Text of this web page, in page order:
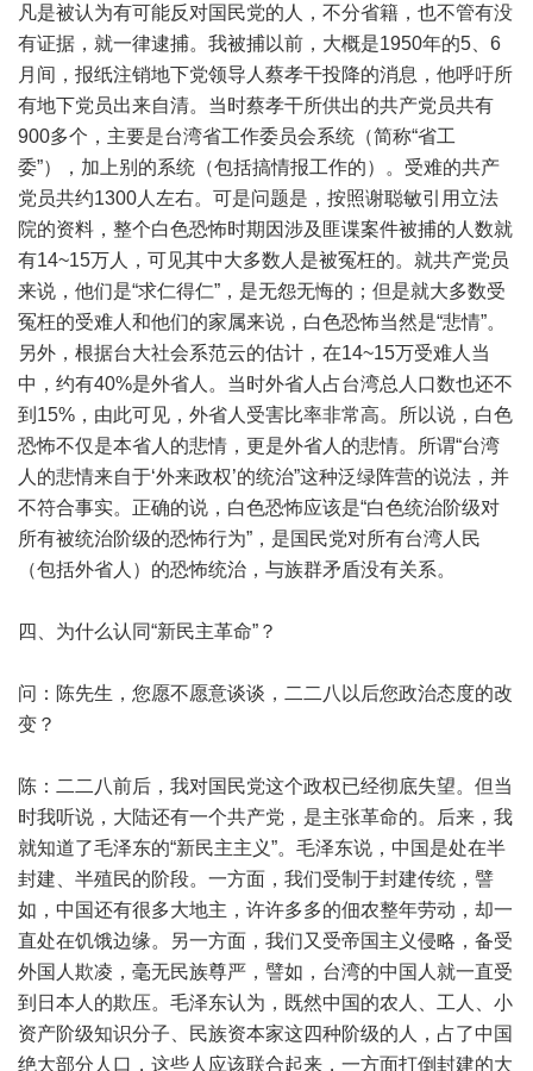
凡是被认为有可能反对国民党的人，不分省籍，也不管有没
有证据，就一律逮捕。我被捕以前，大概是1950年的5、6
月间，报纸注销地下党领导人蔡孝干投降的消息，他呼吁所
有地下党员出来自清。当时蔡孝干所供出的共产党员共有
900多个，主要是台湾省工作委员会系统（简称“省工
委”），加上别的系统（包括搞情报工作的）。受难的共产
党员共约1300人左右。可是问题是，按照谢聪敏引用立法
院的资料，整个白色恐怖时期因涉及匪谍案件被捕的人数就
有14~15万人，可见其中大多数人是被冤枉的。就共产党员
来说，他们是“求仁得仁”，是无怨无悔的；但是就大多数受
冤枉的受难人和他们的家属来说，白色恐怖当然是“悲情”。
另外，根据台大社会系范云的估计，在14~15万受难人当
中，约有40%是外省人。当时外省人占台湾总人口数也还不
到15%，由此可见，外省人受害比率非常高。所以说，白色
恐怖不仅是本省人的悲情，更是外省人的悲情。所谓“台湾
人的悲情来自于‘外来政权’的统治”这种泛绿阵营的说法，并
不符合事实。正确的说，白色恐怖应该是“白色统治阶级对
所有被统治阶级的恐怖行为”，是国民党对所有台湾人民
（包括外省人）的恐怖统治，与族群矛盾没有关系。
四、为什么认同“新民主革命”？
问：陈先生，您愿不愿意谈谈，二二八以后您政治态度的改
变？
陈：二二八前后，我对国民党这个政权已经彻底失望。但当
时我听说，大陆还有一个共产党，是主张革命的。后来，我
就知道了毛泽东的“新民主主义”。毛泽东说，中国是处在半
封建、半殖民的阶段。一方面，我们受制于封建传统，譬
如，中国还有很多大地主，许许多多的佃农整年劳动，却一
直处在饥饿边缘。另一方面，我们又受帝国主义侵略，备受
外国人欺凌，毫无民族尊严，譬如，台湾的中国人就一直受
到日本人的欺压。毛泽东认为，既然中国的农人、工人、小
资产阶级知识分子、民族资本家这四种阶级的人，占了中国
绝大部分人口，这些人应该联合起来，一方面打倒封建的大